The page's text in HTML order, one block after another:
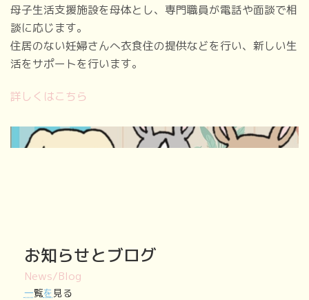
母子生活支援施設を母体とし、専門職員が電話や面談で相
談に応じます。
住居のない妊婦さんへ衣食住の提供などを行い、新しい生
活をサポートを行います。
詳しくはこちら
お知らせとブログ
News/Blog
一覧を 見るア